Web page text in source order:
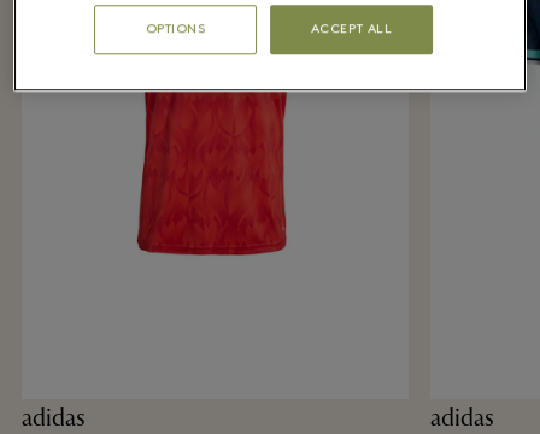
adidas adidas
OPTIONS ACCEPT ALL